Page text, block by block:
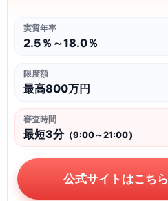
実質年率
2.5％～18.0％
限度額
最高800万円
審査時間
最短3分（9:00～21:00）
公式サイトはこちら